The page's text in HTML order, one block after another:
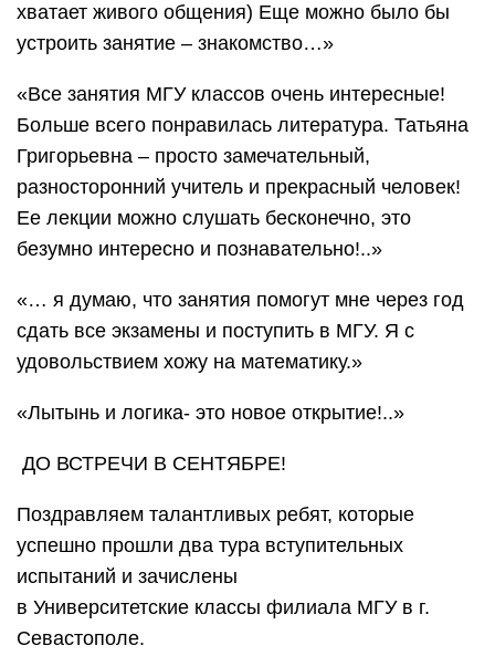
хватает живого общения) Еще можно было бы
устроить занятие – знакомство…»
«Все занятия МГУ классов очень интересные!
Больше всего понравилась литература. Татьяна
Григорьевна – просто замечательный,
разносторонний учитель и прекрасный человек!
Ее лекции можно слушать бесконечно, это
безумно интересно и познавательно!..»
«… я думаю, что занятия помогут мне через год
сдать все экзамены и поступить в МГУ. Я с
удовольствием хожу на математику.»
«Лытынь и логика- это новое открытие!..»
ДО ВСТРЕЧИ В СЕНТЯБРЕ!
Поздравляем талантливых ребят, которые
успешно прошли два тура вступительных
испытаний и зачислены
в Университетские классы филиала МГУ в г.
Севастополе.